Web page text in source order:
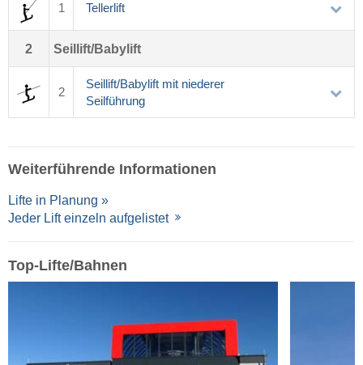
1 Tellerlift
2 Seillift/Babylift
2
Seillift/Babylift mit niederer
Seilführung
Weiterführende Informationen
Lifte in Planung »
Jeder Lift einzeln aufgelistet
Top-Lifte/Bahnen